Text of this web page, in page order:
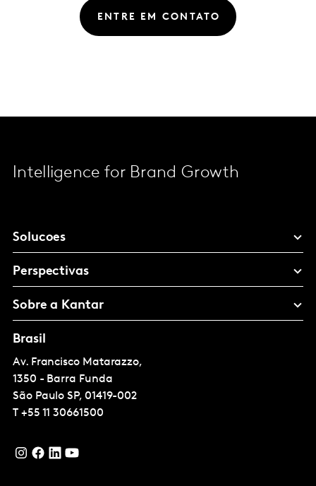
ENTRE EM CONTATO
Intelligence for Brand Growth
Solucoes
Perspectivas
Sobre a Kantar
Brasil
Av. Francisco Matarazzo,
1350 - Barra Funda
São Paulo SP, 01419-002
T +55 11 30661500